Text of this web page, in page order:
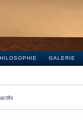
GALERIE